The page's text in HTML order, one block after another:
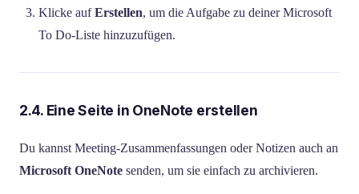
Klicke aufErstellen, um die Aufgabe zu deiner Microsoft
To Do-Liste hinzuzufügen.
2.4. Eine Seite in OneNote erstellen
Du kannst Meeting-Zusammenfassungen oder Notizen auch an
Microsoft OneNote senden, um sie einfach zu archivieren.